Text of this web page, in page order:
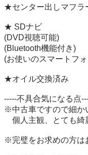
★センター出しマフラ
★ SDナビ
(DVD視聴可能)
(Bluetooth機能付き)
(お使いのスマートフ
★オイル交換済み
-----不具合気になる点
※中古車ですので細か
個人主観、とても綺
※完璧をお求めの方は